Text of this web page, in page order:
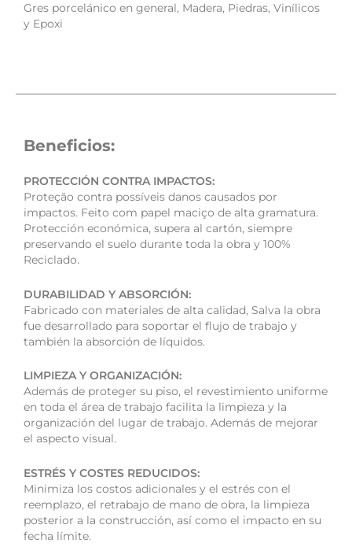
Gres porcelánico en general, Madera, Piedras, Vinílicos
y Epoxi
Beneficios:
PROTECCIÓN CONTRA IMPACTOS:
Proteção contra possíveis danos causados por
impactos. Feito com papel maciço de alta gramatura.
Protección económica, supera al cartón, siempre
preservando el suelo durante toda la obra y 100%
Reciclado.
DURABILIDAD Y ABSORCIÓN:
Fabricado con materiales de alta calidad, Salva la obra
fue desarrollado para soportar el flujo de trabajo y
también la absorción de líquidos.
LIMPIEZA Y ORGANIZACIÓN:
Además de proteger su piso, el revestimiento uniforme
en toda el área de trabajo facilita la limpieza y la
organización del lugar de trabajo. Además de mejorar
el aspecto visual.
ESTRÉS Y COSTES REDUCIDOS:
Minimiza los costos adicionales y el estrés con el
reemplazo, el retrabajo de mano de obra, la limpieza
posterior a la construcción, así como el impacto en su
fecha límite.